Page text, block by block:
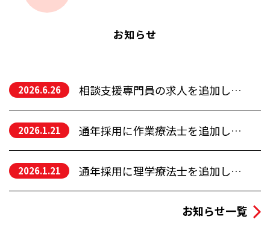
お知らせ
2026.6.26 相談支援専門員の求人を追加しました
2026.1.21 通年採用に作業療法士を追加しました。
2026.1.21 通年採用に理学療法士を追加しました。
お知らせ一覧